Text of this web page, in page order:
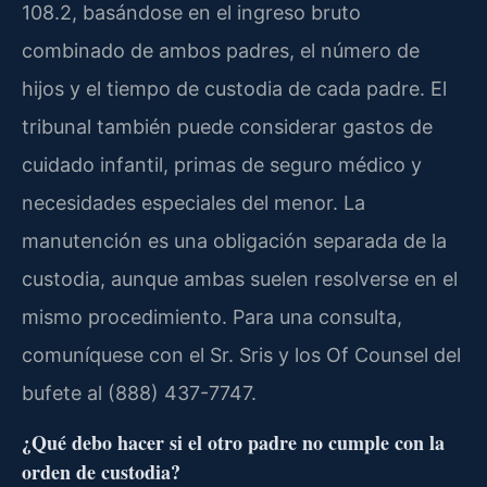
108.2, basándose en el ingreso bruto
combinado de ambos padres, el número de
hijos y el tiempo de custodia de cada padre. El
tribunal también puede considerar gastos de
cuidado infantil, primas de seguro médico y
necesidades especiales del menor. La
manutención es una obligación separada de la
custodia, aunque ambas suelen resolverse en el
mismo procedimiento. Para una consulta,
comuníquese con el Sr. Sris y los Of Counsel del
bufete al (888) 437-7747.
¿Qué debo hacer si el otro padre no cumple con la
orden de custodia?